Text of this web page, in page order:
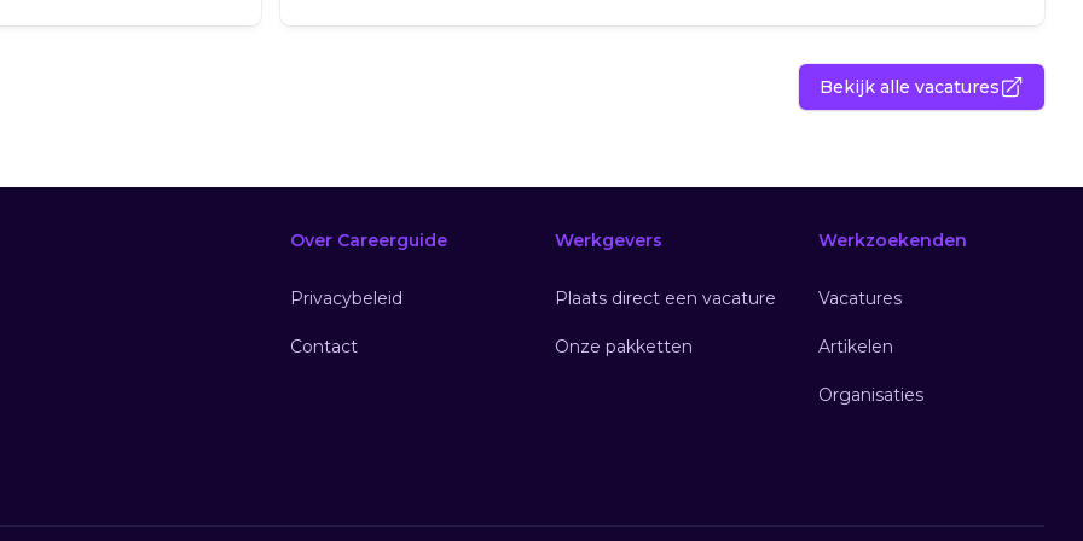
Bekijk alle vacatures
Over Careerguide
Privacybeleid
Contact
Werkgevers
Plaats direct een vacature
Onze pakketten
Werkzoekenden
Vacatures
Artikelen
Organisaties